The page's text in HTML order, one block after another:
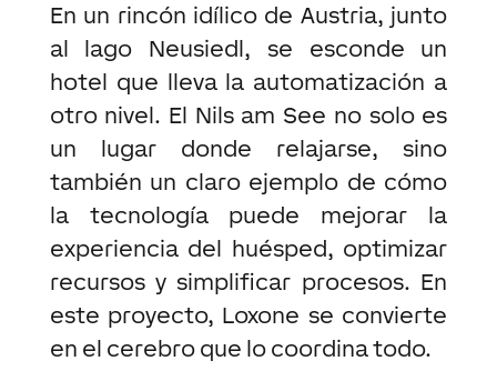
En un rincón idílico de Austria, junto
al lago Neusiedl, se esconde un
hotel que lleva la automatización a
otro nivel. El Nils am See no solo es
un lugar donde relajarse, sino
también un claro ejemplo de cómo
la tecnología puede mejorar la
experiencia del huésped, optimizar
recursos y simplificar procesos. En
este proyecto, Loxone se convierte
en el cerebro que lo coordina todo.